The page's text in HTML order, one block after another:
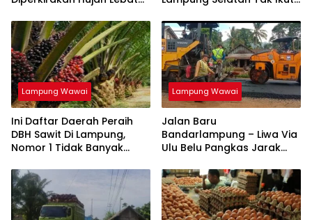
Lampung Wawai
Ini Daftar Daerah Peraih
DBH Sawit Di Lampung,
Nomor 1 Tidak Banyak
Banyak Diprotes
Lampung Wawai
Jalan Baru
Bandarlampung – Liwa Via
Ulu Belu Pangkas Jarak